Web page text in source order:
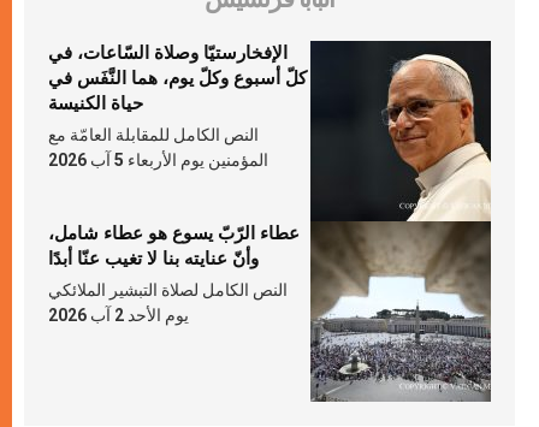
الإفخارستيّا وصلاة السّاعات، في
كلّ أسبوع وكلّ يوم، هما النَّفَس في
حياة الكنيسة
النص الكامل للمقابلة العامّة مع
المؤمنين يوم الأربعاء 5 آب 2026
عطاء الرّبّ يسوع هو عطاء شامل،
وأنّ عنايته بنا لا تغيب عنّا أبدًا
النص الكامل لصلاة التبشير الملائكي
يوم الأحد 2 آب 2026